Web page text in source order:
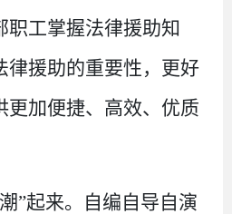
职工掌握法律援助知
律援助的重要性，更好
更加便捷、高效、优质
”起来。自编自导自演